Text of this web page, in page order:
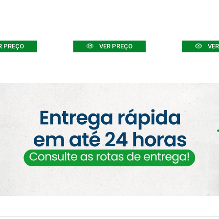
PREÇO VER PREÇO